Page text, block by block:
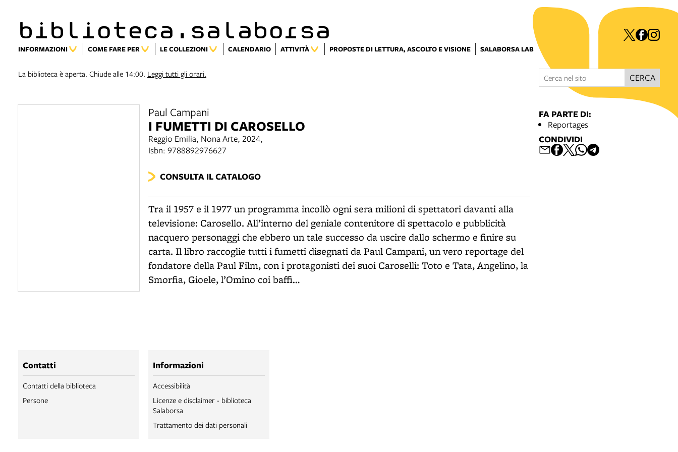
biblioteca.salaborsa
INFORMAZIONI COME FARE PER LE COLLEZIONI CALENDARIO ATTIVITÀ PROPOSTE DI LETTURA, ASCOLTO E VISIONE SALABORSA LAB
La biblioteca è aperta. Chiude alle 14:00. Leggi tutti gli orari. CERCA
Paul Campani
I FUMETTI DI CAROSELLO
Reggio Emilia, Nona Arte, 2024,
Isbn: 9788892976627
CONSULTA IL CATALOGO
Tra il 1957 e il 1977 un programma incollò ogni sera milioni di spettatori davanti alla
televisione: Carosello. All’interno del geniale contenitore di spettacolo e pubblicità
nacquero personaggi che ebbero un tale successo da uscire dallo schermo e finire su
carta. Il libro raccoglie tutti i fumetti disegnati da Paul Campani, un vero reportage del
fondatore della Paul Film, con i protagonisti dei suoi Caroselli: Toto e Tata, Angelino, la
Smorfia, Gioele, l’Omino coi baffi…
FA PARTE DI:
Reportages
CONDIVIDI
Contatti
Contatti della biblioteca
Persone
Informazioni
Accessibilità
Licenze e disclaimer - biblioteca
Salaborsa
Trattamento dei dati personali